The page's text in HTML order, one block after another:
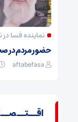
نماینده فسا
حضور مردم در
aftabefasa